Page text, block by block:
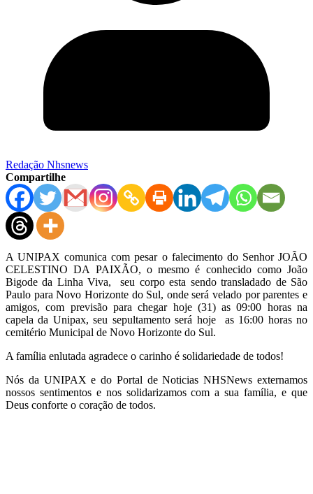
Redação Nhsnews
Compartilhe
A UNIPAX comunica com pesar o falecimento do Senhor JOÃO
CELESTINO DA PAIXÃO, o mesmo é conhecido como João
Bigode da Linha Viva, seu corpo esta sendo transladado de São
Paulo para Novo Horizonte do Sul, onde será velado por parentes e
amigos, com previsão para chegar hoje (31) as 09:00 horas na
capela da Unipax, seu sepultamento será hoje as 16:00 horas no
cemitério Municipal de Novo Horizonte do Sul.
A família enlutada agradece o carinho é solidariedade de todos!
Nós da UNIPAX e do Portal de Noticias NHSNews externamos
nossos sentimentos e nos solidarizamos com a sua família, e que
Deus conforte o coração de todos.